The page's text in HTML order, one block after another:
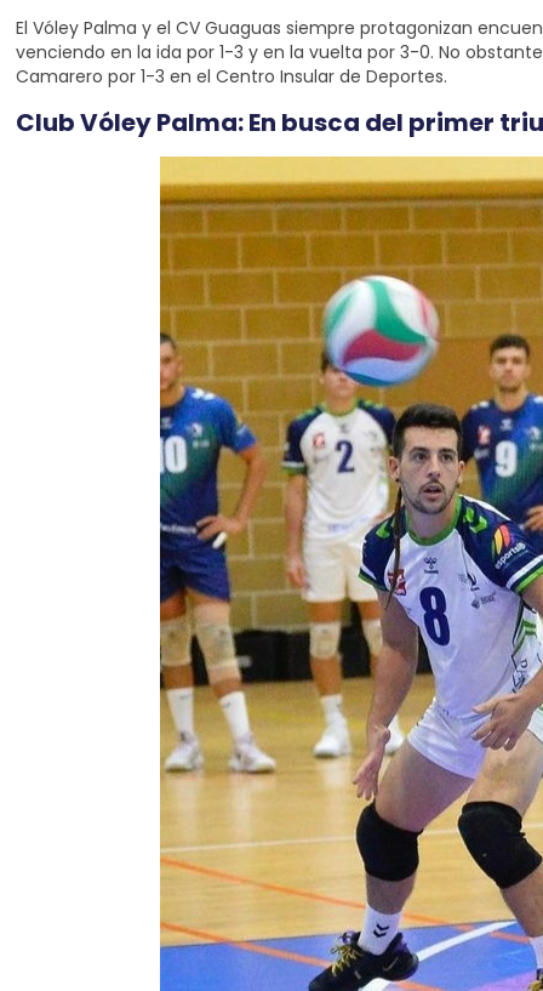
El Vóley Palma y el CV Guaguas siempre protagonizan
venciendo en la ida por 1-3 y en la vuelta por 3-0. No
Camarero por 1-3 en el Centro Insular de Deportes.
Club Vóley Palma: En busca del primer